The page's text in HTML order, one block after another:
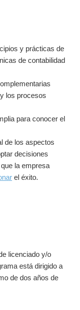
y prácticas de
de contabilidad
los procesos
para conocer el
de los aspectos
decisiones
la empresa
el éxito.
licenciado y/o
está dirigido a
de dos años de